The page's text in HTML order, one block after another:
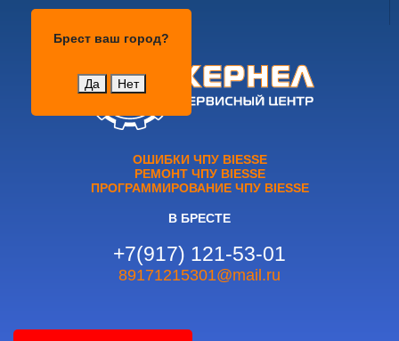
Брест ваш город?
Да Нет
ОШИБКИ ЧПУ BIESSE
РЕМОНТ ЧПУ BIESSE
ПРОГРАММИРОВАНИЕ ЧПУ BIESSE
В БРЕСТЕ
+7(917) 121-53-01
89171215301@mail.ru